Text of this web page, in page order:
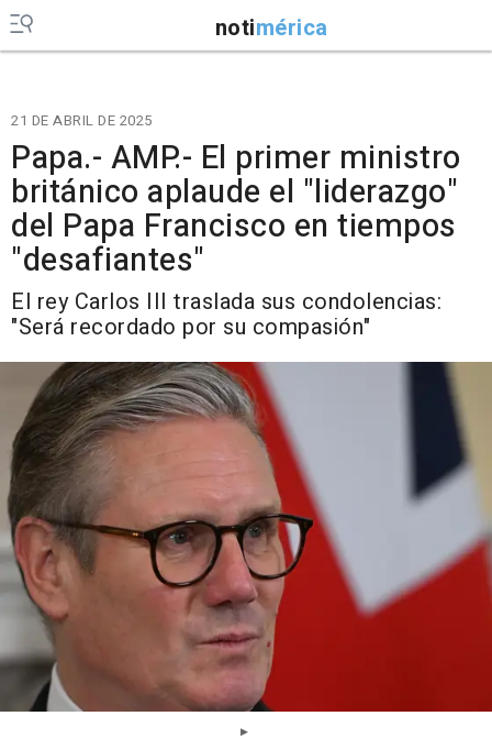
notimérica
21 DE ABRIL DE 2025
Papa.- AMP.- El primer ministro
británico aplaude el "liderazgo"
del Papa Francisco en tiempos
"desafiantes"
El rey Carlos III traslada sus condolencias:
"Será recordado por su compasión"